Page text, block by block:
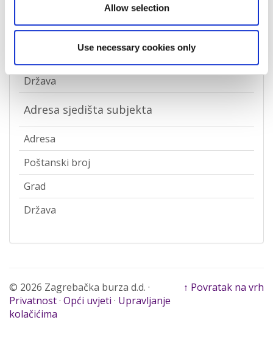
Allow selection
Use necessary cookies only
Poštanski broj
Država
Adresa sjedišta subjekta
Adresa
Poštanski broj
Grad
Država
↑ Povratak na vrh
© 2026 Zagrebačka burza d.d. ·
Privatnost· Opći uvjeti · Upravljanje
kolačićima